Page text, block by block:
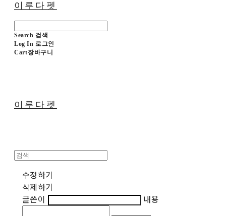
이루다펫
Search 검색
Log In 로그인
Cart장바구니
이루다펫
수정하기
삭제하기
글쓴이
내용